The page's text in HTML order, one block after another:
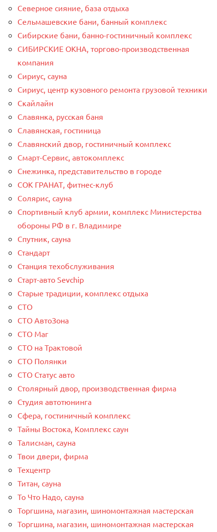
Северное сияние, база отдыха
Сельмашевские бани, банный комплекс
Сибирские бани, банно-гостиничный комплекс
СИБИРСКИЕ ОКНА, торгово-производственная
компания
Сириус, сауна
Сириус, центр кузовного ремонта грузовой техники
Скайлайн
Славянка, русская баня
Славянская, гостиница
Славянский двор, гостиничный комплекс
Смарт-Сервис, автокомплекс
Снежинка, представительство в городе
СОК ГРАНАТ, фитнес-клуб
Солярис, сауна
Спортивный клуб армии, комплекс Министерства
обороны РФ в г. Владимире
Спутник, сауна
Стандарт
Станция техобслуживания
Старт-авто Sevchip
Старые традиции, комплекс отдыха
СТО
СТО АвтоЗона
СТО Маг
СТО на Трактовой
СТО Полянки
СТО Статус авто
Столярный двор, производственная фирма
Студия автотюнинга
Сфера, гостиничный комплекс
Тайны Востока, Комплекс саун
Талисман, сауна
Твои двери, фирма
Техцентр
Титан, сауна
То Что Надо, сауна
Торгшина, магазин, шиномонтажная мастерская
Торгшина, магазин, шиномонтажная мастерская